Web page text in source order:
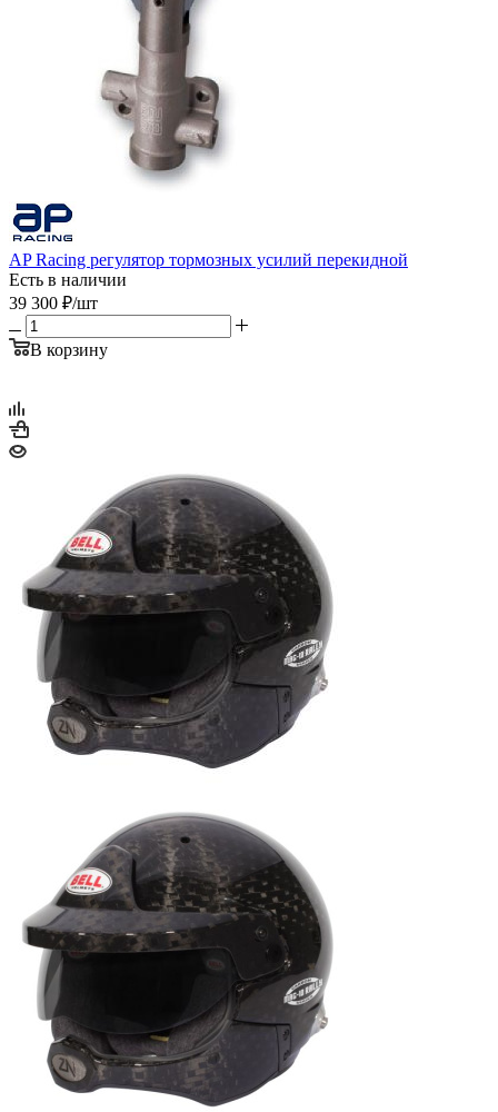
AP Racing регулятор тормозных усилий перекидной
Есть в наличии
39 300 ₽/шт
В корзину